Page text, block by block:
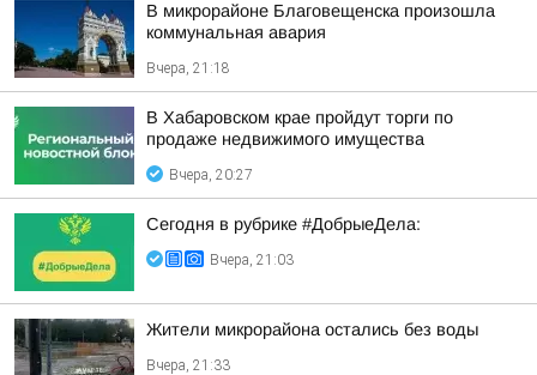
В микрорайоне Благовещенска произошла
коммунальная авария
Вчера, 21:18
В Хабаровском крае пройдут торги по
продаже недвижимого имущества
Вчера, 20:27
Сегодня в рубрике #ДобрыеДела:
Вчера, 21:03
Жители микрорайона остались без воды
Вчера, 21:33